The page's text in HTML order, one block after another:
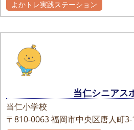
よかトレ実践ステーション
当仁シニアス
当仁小学校
〒810-0063福岡市中央区唐人町